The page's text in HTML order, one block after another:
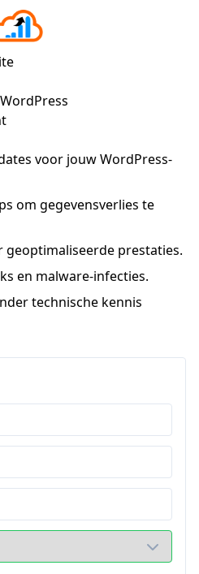
voor jouw WordPress-
om gegevensverlies te
geoptimaliseerde prestaties.
en malware-infecties.
technische kennis